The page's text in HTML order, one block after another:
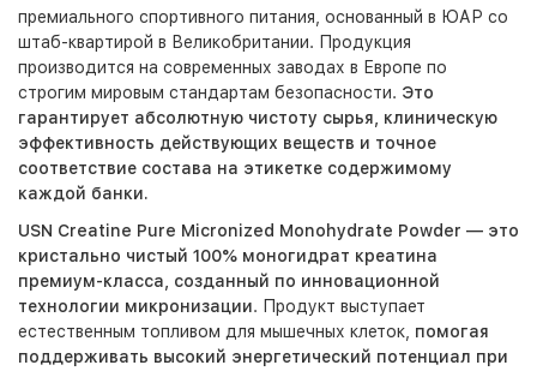
премиального спортивного питания, основанный в ЮАР со
штаб-квартирой в Великобритании. Продукция
производится на современных заводах в Европе по
строгим мировым стандартам безопасности. Это
гарантирует абсолютную чистоту сырья, клиническую
эффективность действующих веществ и точное
соответствие состава на этикетке содержимому
каждой банки.
USN Creatine Pure Micronized Monohydrate Powder — это
кристально чистый 100% моногидрат креатина
премиум-класса, созданный по инновационной
технологии микронизации. Продукт выступает
естественным топливом для мышечных клеток, помогая
поддерживать высокий энергетический потенциал при